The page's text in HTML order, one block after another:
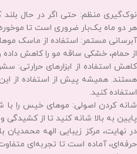
شما صاحب یک استایل کاملاً حرفه‌ای و
هر چند وقت یک‌بار
برای داشتن موهایی همیشه سالم و
نوک‌گیری و اصلاح بسیار مهم است.
که هر ۶ الی ۸ هفته
آسیب‌دیدگی اقدام کنید.
نکات مراقبتی و